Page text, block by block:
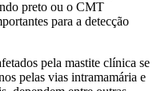
preto ou o CMT
para a detecção
pela mastite clínica se
pelas vias intramamária e